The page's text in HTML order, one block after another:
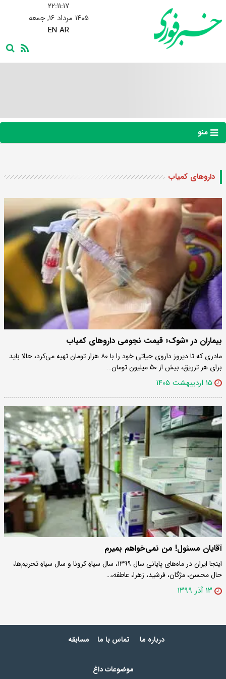
۲۲:۱۱:۱۷
۱۴۰۵ مرداد ۱۶, جمعه
EN AR
منو
داروهای کمیاب
بیماران در «شوک» قیمت نجومی داروهای کمیاب
مادری که تا دیروز داروی حیاتی خود را با ۸۰ هزار تومان تهیه می‌کرد، حالا باید
برای هر تزریق، بیش از ۵۰ میلیون تومان…
۱۵ اردیبهشت ۱۴۰۵
آقایان مسئول! من نمی‌خواهم بمیرم
اینجا ایران در ماه‌های پایانی سال ۱۳۹۹، سال سیاهِ کرونا و سال سیاهِ تحریم‌ها،
حال محسن، مژگان، فرشید، زهرا، عاطفه،…
۱۳ آذر ۱۳۹۹
درباره ما تماس با ما مسابقه
موضوعات داغ